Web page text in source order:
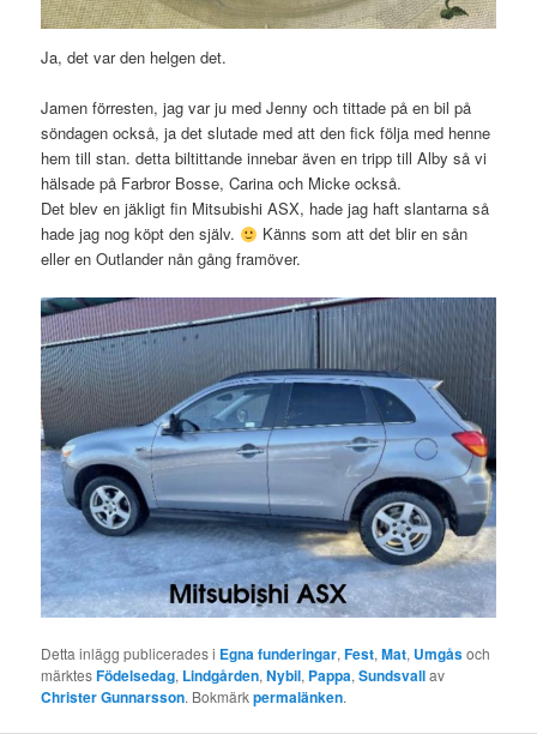
Ja, det var den helgen det.
Jamen förresten, jag var ju med Jenny och tittade på en bil på
söndagen också, ja det slutade med att den fick följa med henne
hem till stan. detta biltittande innebar även en tripp till Alby så vi
hälsade på Farbror Bosse, Carina och Micke också.
Det blev en jäkligt fin Mitsubishi ASX, hade jag haft slantarna så
hade jag nog köpt den själv.
Känns som att det blir en sån
eller en Outlander nån gång framöver.
Detta inlägg publicerades i Egna funderingar,Fest,Mat, Umgåsoch
märktesFödelsedag, Lindgården,Nybil, Pappa,Sundsvallav
Christer Gunnarsson. Bokmärkpermalänken.